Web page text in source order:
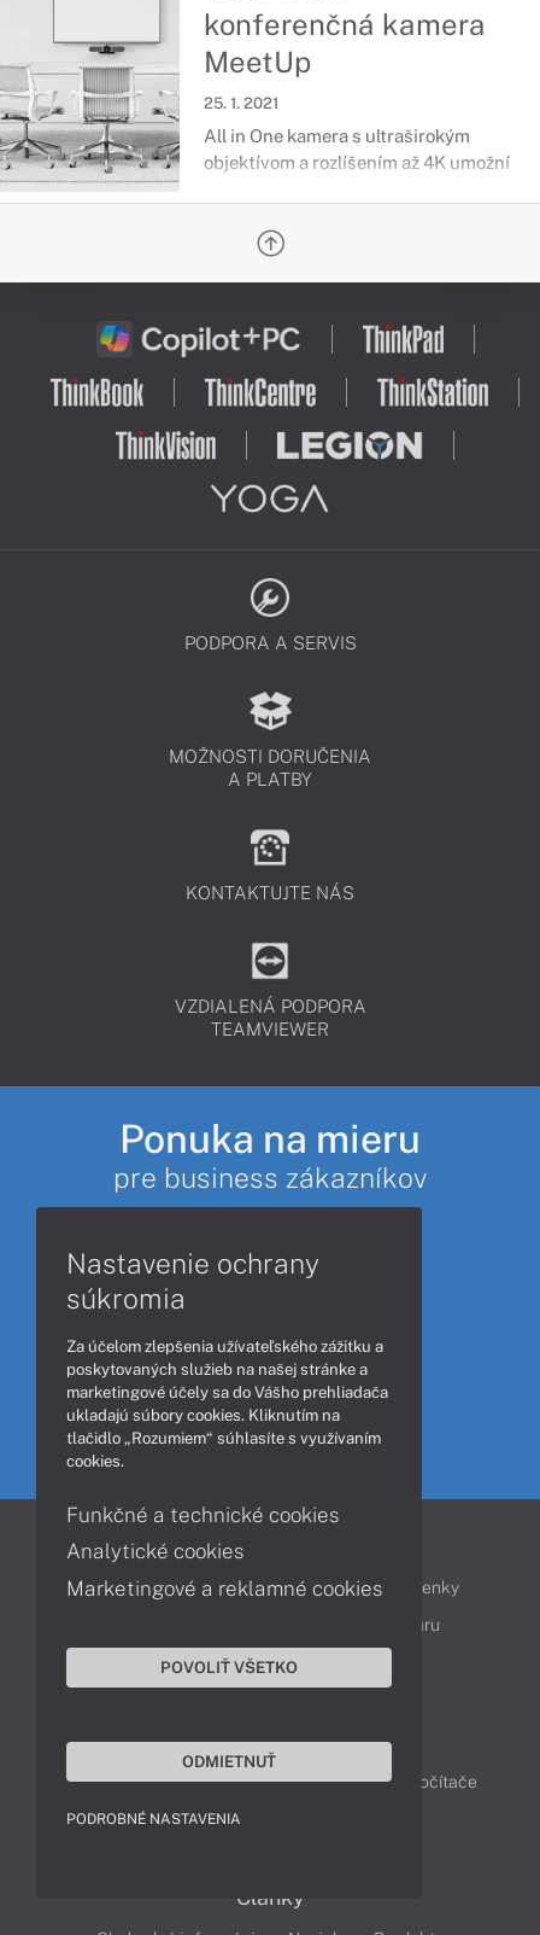
konferenčná kamera
MeetUp
25. 1. 2021
All in One kamera s ultraširokým
objektívom a rozlíšením až 4K umožní
svojim rozmerom a kompaktnosti je
kvalitné zobrazenie a online meetingy
bez zbytočných obmedzení.
PODPORA A SERVIS
MOŽNOSTI DORUČENIA
A PLATBY
KONTAKTUJTE NÁS
VZDIALENÁ PODPORA
TEAMVIEWER
Ponuka na mieru
pre business zákazníkov
Zadajte vaše údaje a požiadavky.
a zodpovedia všetko čo potrebujete
v čo najkratšom čase.
Kontaktujte OBCHOD
Informácie
Obchodné podmienky
Reklamačné podmienky
Vrátenie tovaru
Vyhlásenie o prístupnosti
Produkty
Notebooky Tablety Smartfóny
Stolné počítače
Monitory
Články
Nastavenie ochrany
súkromia
Za účelom zlepšenia užívateľského zážitku a
poskytovaných služieb na našej stránke a
marketingové účely sa do Vášho prehliadača
ukladajú súbory cookies. Kliknutím na
tlačidlo „Rozumiem“ súhlasíte s využívaním
cookies.
Funkčné a technické cookies
Analytické cookies
Marketingové a reklamné cookies
POVOLIŤ VŠETKO
ODMIETNUŤ
PODROBNÉ NASTAVENIA